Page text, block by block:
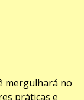
mergulhará no
práticas e